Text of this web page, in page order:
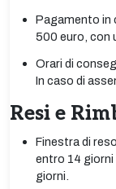
Pagamento in
500 euro, con
Orari di
In caso di
Resi e
Finestra di
entro 14 giorni
giorni.